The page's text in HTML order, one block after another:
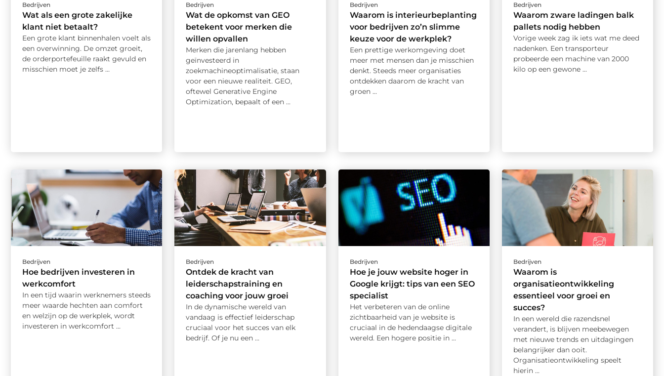
Bedrijven
Wat als een grote zakelijke
klant niet betaalt?
Een grote klant binnenhalen voelt als
een overwinning. De omzet groeit,
de orderportefeuille raakt gevuld en
misschien moet je zelfs ...
Bedrijven
Wat de opkomst van GEO
betekent voor merken die
willen opvallen
Merken die jarenlang hebben
geïnvesteerd in
zoekmachineoptimalisatie, staan
voor een nieuwe realiteit. GEO,
oftewel Generative Engine
Optimization, bepaalt of een ...
Bedrijven
Waarom is interieurbeplanting
voor bedrijven zo’n slimme
keuze voor de werkplek?
Een prettige werkomgeving doet
meer met mensen dan je misschien
denkt. Steeds meer organisaties
ontdekken daarom de kracht van
groen ...
Bedrijven
Waarom zware ladingen balk
pallets nodig hebben
Vorige week zag ik iets wat me deed
nadenken. Een transporteur
probeerde een machine van 2000
kilo op een gewone ...
Bedrijven
Hoe bedrijven investeren in
werkcomfort
In een tijd waarin werknemers steeds
meer waarde hechten aan comfort
en welzijn op de werkplek, wordt
investeren in werkcomfort ...
Bedrijven
Ontdek de kracht van
leiderschapstraining en
coaching voor jouw groei
In de dynamische wereld van
vandaag is effectief leiderschap
cruciaal voor het succes van elk
bedrijf. Of je nu een ...
Bedrijven
Hoe je jouw website hoger in
Google krijgt: tips van een SEO
specialist
Het verbeteren van de online
zichtbaarheid van je website is
cruciaal in de hedendaagse digitale
wereld. Een hogere positie in ...
Bedrijven
Waarom is
organisatieontwikkeling
essentieel voor groei en
succes?
In een wereld die razendsnel
verandert, is blijven meebewegen
met nieuwe trends en uitdagingen
belangrijker dan ooit.
Organisatieontwikkeling speelt
hierin ...